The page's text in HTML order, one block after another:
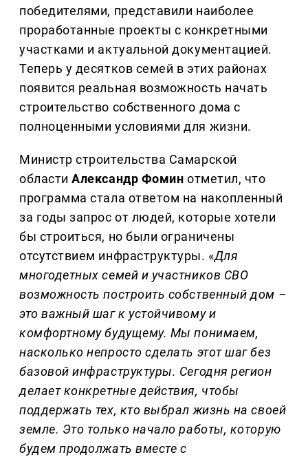
победителями, представили наиболее
проработанные проекты с конкретными
участками и актуальной документацией.
Теперь у десятков семей в этих районах
появится реальная возможность начать
строительство собственного дома с
полноценными условиями для жизни.
Министр строительства Самарской
областиАлександр Фомин отметил, что
программа стала ответом на накопленный
за годы запрос от людей, которые хотели
бы строиться, но были ограничены
отсутствием инфраструктуры. «Для
многодетных семей и участников СВО
возможность построить собственный дом –
это важный шаг к устойчивому и
комфортному будущему. Мы понимаем,
насколько непросто сделать этот шаг без
базовой инфраструктуры. Сегодня регион
делает конкретные действия, чтобы
поддержать тех, кто выбрал жизнь на своей
земле. Это только начало работы, которую
будем продолжать вместе с